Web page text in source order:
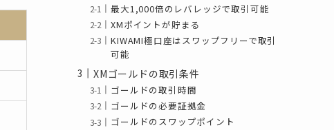
最大1,000倍のレバレッジで取引可能
XMポイントが貯まる
KIWAMI極口座はスワップフリーで取引
可能
XMゴールドの取引条件
ゴールドの取引時間
ゴールドの必要証拠金
ゴールドのスワップポイント